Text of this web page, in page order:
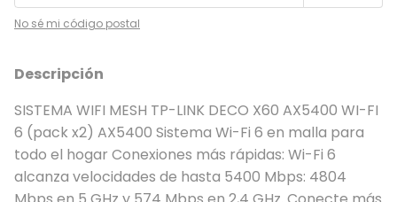
No sé mi código postal
Descripción
SISTEMA WIFI MESH TP-LINK DECO X60 AX5400 WI-FI
6 (pack x2) AX5400 Sistema Wi-Fi 6 en malla para
todo el hogar Conexiones más rápidas: Wi-Fi 6
alcanza velocidades de hasta 5400 Mbps: 4804